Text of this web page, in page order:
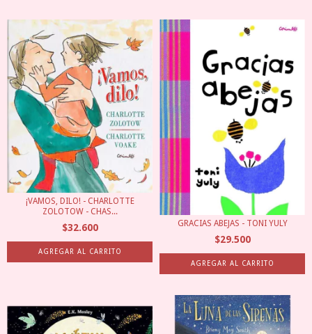
¡VAMOS, DILO! - CHARLOTTE
ZOLOTOW - CHAS...
$32.600 GRACIAS ABEJAS - TONI YULY
$29.500